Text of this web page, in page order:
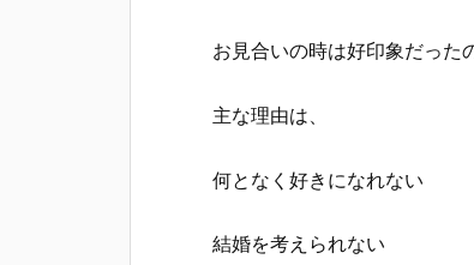
お見合いの時は好印象だった
主な理由は、
何となく好きになれない
結婚を考えられない